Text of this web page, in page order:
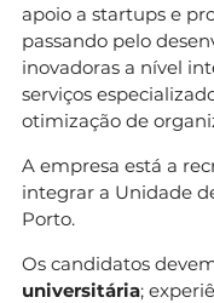
apoio a startups e
passando pelo
inovadoras a nível
serviços
otimização de
A empresa está a
integrar a Unidade
Porto.
Os candidatos
universitária;